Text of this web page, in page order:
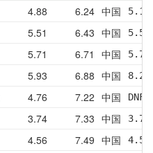
4.88 6.24 中国
5.51 6.43 中国
5.71 6.71 中国
5.93 6.88 中国
4.76 7.22 中国
3.74 7.33 中国
4.56 7.49 中国